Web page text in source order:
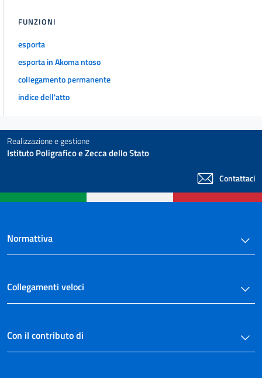
146
147
148
150
151
155
156
158
158 bis
VIGILANZA, CONTROLLI E PARTECIPAZIONE
159
FUNZIONI
esporta
esporta in Akoma ntoso
collegamento permanente
indice dell'atto
Realizzazione e gestione
Istituto Poligrafico e Zecca dello Stato
Contattaci
Normattiva
Collegamenti veloci
Con il contributo di